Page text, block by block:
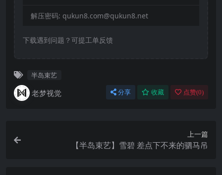
解压密码: qukun8.com@qukun8.net
下载遇到问题？可提工单反馈
半岛束艺
老梦视觉 分享 收藏 点赞(0)
上一篇
【半岛束艺】雪碧 差点下不来的驷马吊